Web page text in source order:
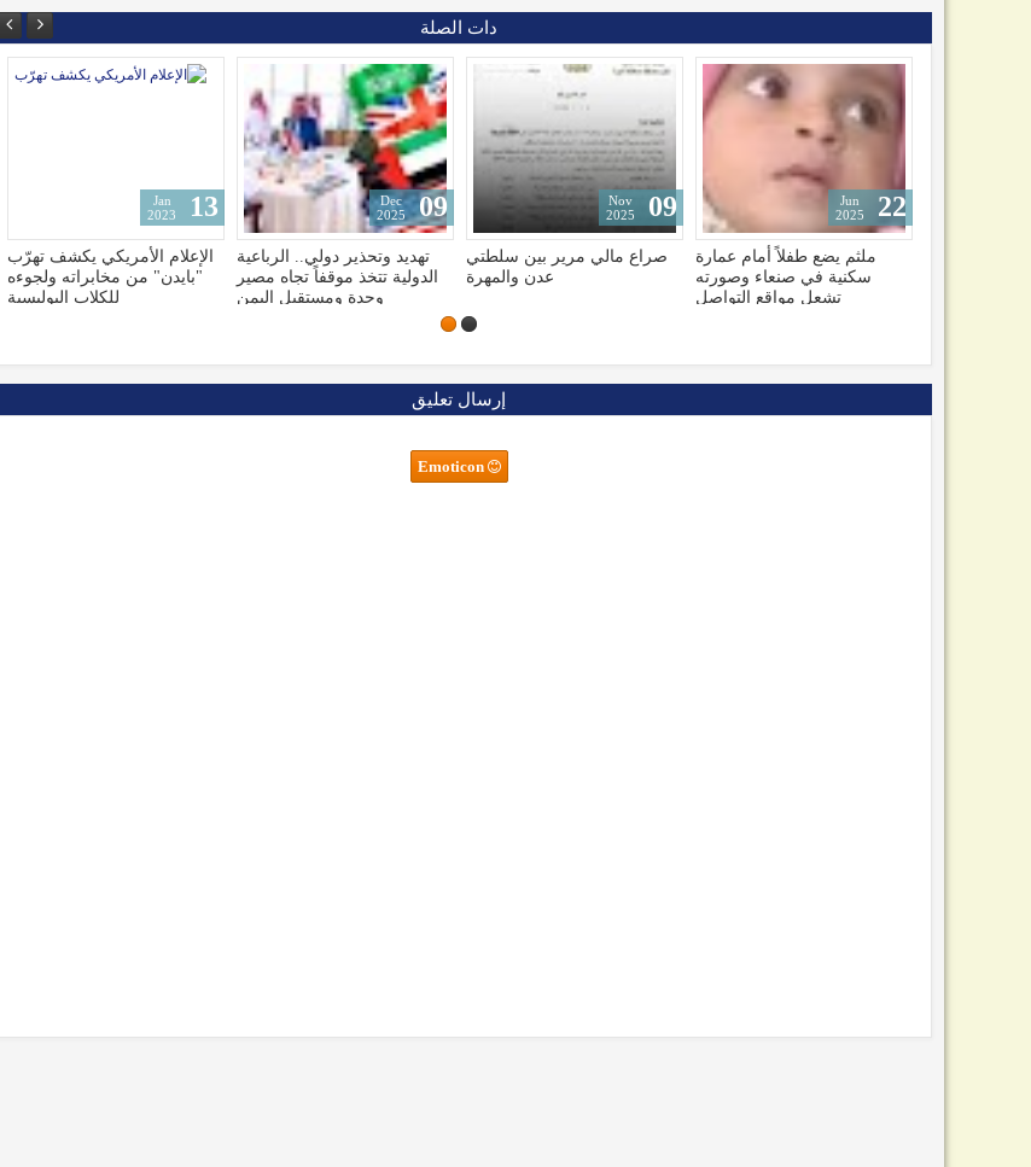
دات الصلة
شاهد لحظة سقوط وتحطم
طائرة ومقتل جميع ركابها
15
Jan
2023
الإعلام الأمريكي يكشف تهرّب
"بايدن" من مخابراته ولجوءه
للكلاب البوليسية
13
Jan
2023
تهديد وتحذير دولي.. الرباعية
الدولية تتخذ موقفاً تجاه مصير
09
Dec
2025
صراع مالي مرير بين سلطتي
عدن والمهرة
09
Nov
2025
إرسال تعليق
Emoticon